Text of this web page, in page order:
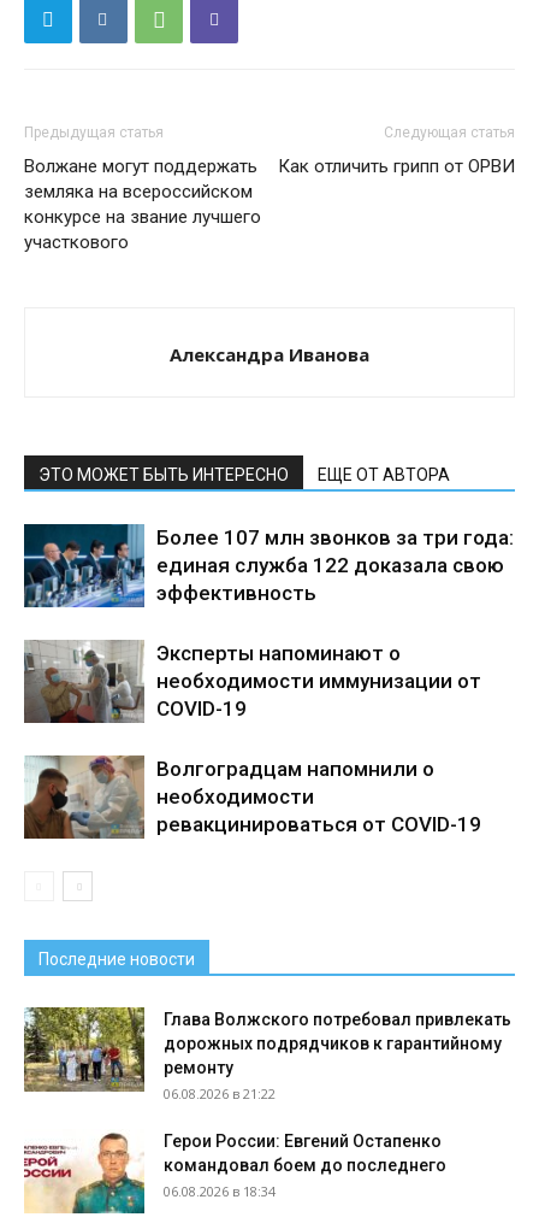
Предыдущая статья
Волжане могут поддержать
земляка на всероссийском
конкурсе на звание лучшего
участкового
Следующая статья
Как отличить грипп от ОРВИ
Александра Иванова
ЭТО МОЖЕТ БЫТЬ ИНТЕРЕСНО ЕЩЕ ОТ АВТОРА
Более 107 млн звонков за три года:
единая служба 122 доказала свою
эффективность
Эксперты напоминают о
необходимости иммунизации от
COVID-19
Волгоградцам напомнили о
необходимости
ревакцинироваться от COVID-19
Последние новости
Глава Волжского потребовал привлекать
дорожных подрядчиков к гарантийному
ремонту
06.08.2026 в 21:22
Герои России: Евгений Остапенко
командовал боем до последнего
06.08.2026 в 18:34